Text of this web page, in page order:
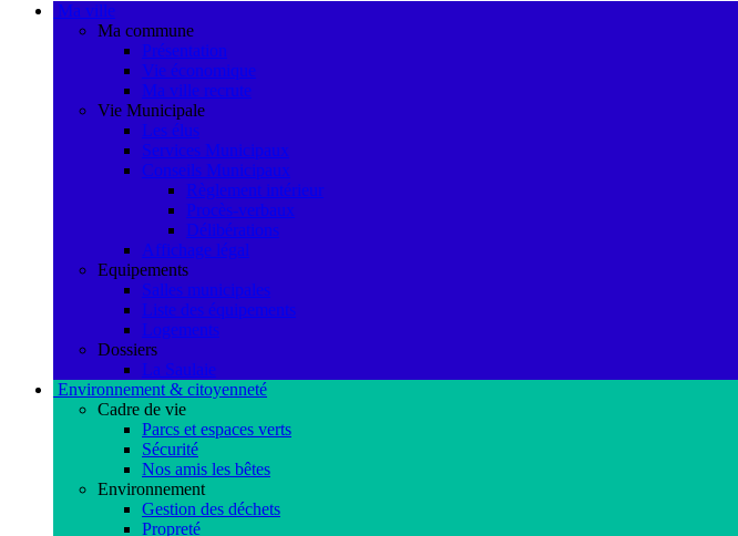
Ma ville
Ma commune
Présentation
Vie économique
Ma ville recrute
Vie Municipale
Les élus
Services Municipaux
Conseils Municipaux
Règlement intérieur
Procès-verbaux
Délibérations
Affichage légal
Equipements
Salles municipales
Liste des équipements
Logements
Dossiers
La Saulaie
Environnement & citoyenneté
Cadre de vie
Parcs et espaces verts
Sécurité
Nos amis les bêtes
Environnement
Gestion des déchets
Propreté